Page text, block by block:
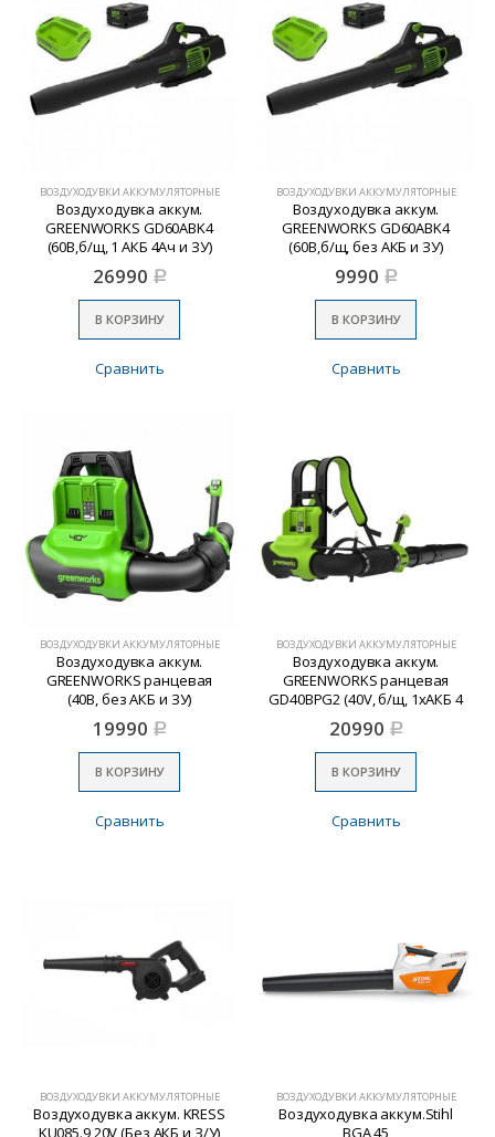
ВОЗДУХОДУВКИ АККУМУЛЯТОРНЫЕ
Воздуходувка аккум.
GREENWORKS GD60ABK4
(60В,б/щ, 1 АКБ 4Ач и ЗУ)
26990 Р
В КОРЗИНУ
Сравнить
ВОЗДУХОДУВКИ АККУМУЛЯТОРНЫЕ
Воздуходувка аккум.
GREENWORKS GD60ABK4
(60В,б/щ, без АКБ и ЗУ)
9990 Р
В КОРЗИНУ
Сравнить
ВОЗДУХОДУВКИ АККУМУЛЯТОРНЫЕ
Воздуходувка аккум.
GREENWORKS ранцевая
(40В, без АКБ и ЗУ)
19990 Р
В КОРЗИНУ
Сравнить
ВОЗДУХОДУВКИ АККУМУЛЯТОРНЫЕ
Воздуходувка аккум.
GREENWORKS ранцевая
GD40BPG2 (40V, б/щ, 1хАКБ 4
Ач и ЗУ) (2408107UB)
20990 Р
В КОРЗИНУ
Сравнить
ВОЗДУХОДУВКИ АККУМУЛЯТОРНЫЕ
Воздуходувка аккум. KRESS
KU085.9 20V (Без АКБ и З/У)
ВОЗДУХОДУВКИ АККУМУЛЯТОРНЫЕ
Воздуходувка аккум.Stihl
BGА 45